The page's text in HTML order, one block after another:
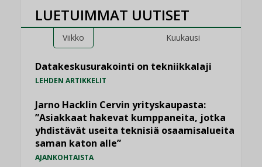
LUETUIMMAT UUTISET
Viikko Kuukausi
Datakeskusurakointi on tekniikkalaji
LEHDEN ARTIKKELIT
Jarno Hacklin Cervin yrityskaupasta:
”Asiakkaat hakevat kumppaneita, jotka
yhdistävät useita teknisiä osaamisalueita
saman katon alle”
AJANKOHTAISTA